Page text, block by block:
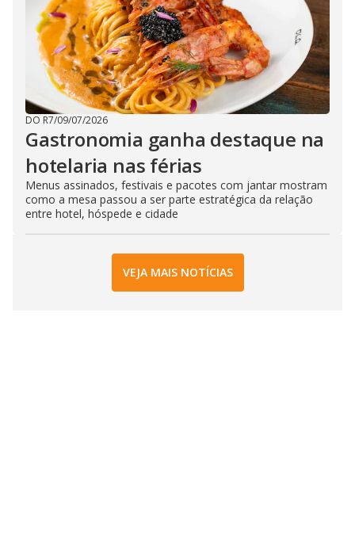
DO R7/09/07/2026
Gastronomia ganha destaque na
hotelaria nas férias
Menus assinados, festivais e pacotes com jantar mostram
como a mesa passou a ser parte estratégica da relação
entre hotel, hóspede e cidade
VEJA MAIS NOTÍCIAS